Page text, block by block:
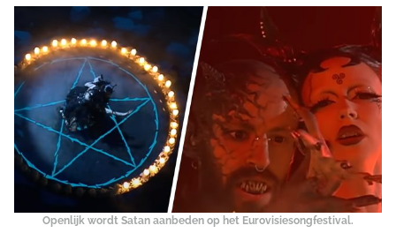
Openlijk wordt Satan aanbeden op het Eurovisiesongfestival.